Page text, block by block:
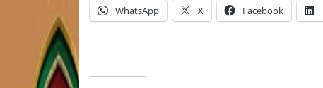
WhatsApp X Facebook